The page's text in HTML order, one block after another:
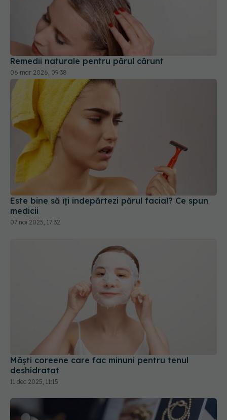
Remedii naturale pentru părul cărunt
06 mar 2026, 09:38
Este bine să îți îndepărtezi părul facial? Ce spun
07 noi 2025, 17:32
Măști coreene care fac minuni pentru tenul
deshidratat
11 dec 2025, 11:15